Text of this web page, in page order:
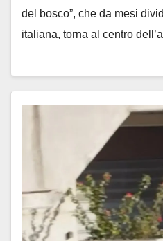
del bosco”, che da mesi
italiana, torna al centro